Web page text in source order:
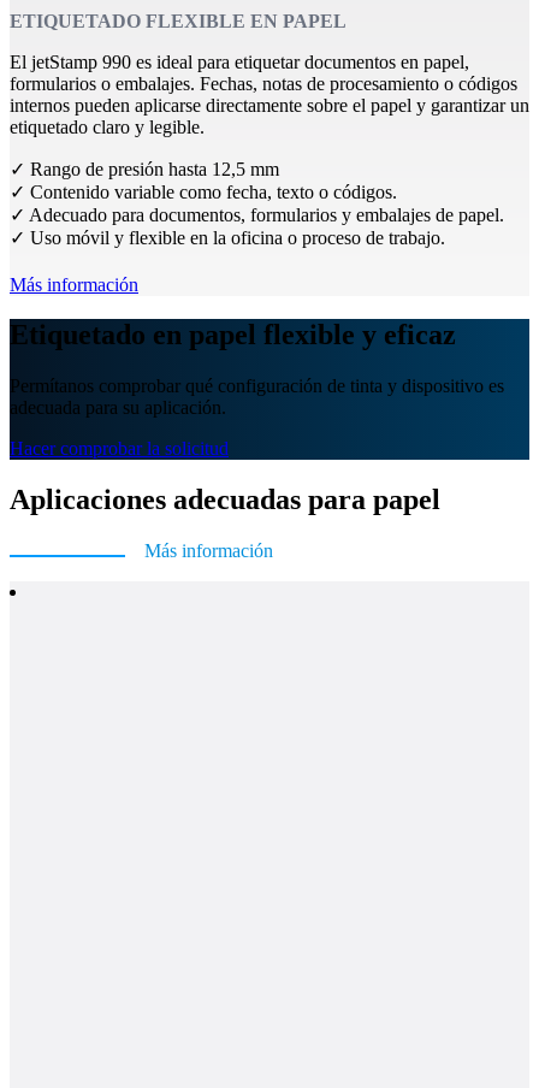
ETIQUETADO FLEXIBLE EN PAPEL
El jetStamp 990 es ideal para etiquetar documentos en papel,
formularios o embalajes. Fechas, notas de procesamiento o códigos
internos pueden aplicarse directamente sobre el papel y garantizar un
etiquetado claro y legible.
✓ Rango de presión hasta 12,5 mm
✓ Contenido variable como fecha, texto o códigos.
✓ Adecuado para documentos, formularios y embalajes de papel.
✓ Uso móvil y flexible en la oficina o proceso de trabajo.
Más información
Etiquetado en papel flexible y eficaz
Permítanos comprobar qué configuración de tinta y dispositivo es
adecuada para su aplicación.
Hacer comprobar la solicitud
Aplicaciones adecuadas para papel
Más información